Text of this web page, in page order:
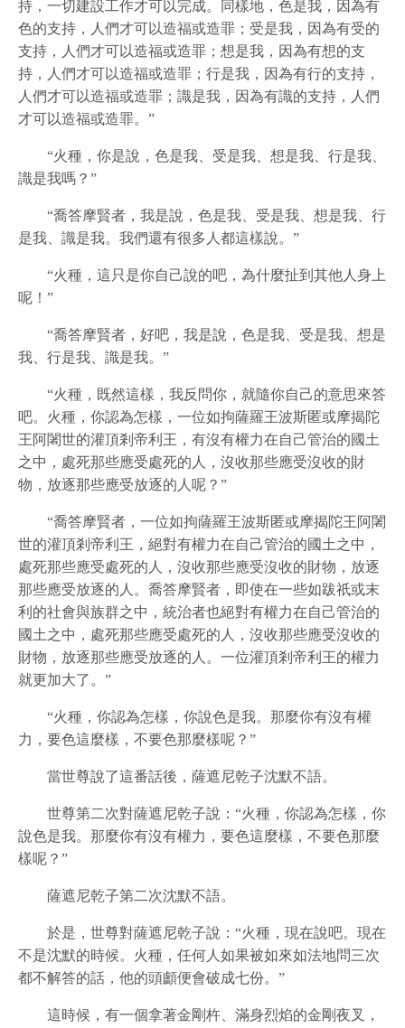
持，一切建設工作才可以完成。同樣地，色是我，因為有
色的支持，人們才可以造福或造罪；受是我，因為有受的
支持，人們才可以造福或造罪；想是我，因為有想的支
持，人們才可以造福或造罪；行是我，因為有行的支持，
人們才可以造福或造罪；識是我，因為有識的支持，人們
才可以造福或造罪。”
“火種，你是說，色是我、受是我、想是我、行是我、
識是我嗎？”
“喬答摩賢者，我是說，色是我、受是我、想是我、行
是我、識是我。我們還有很多人都這樣說。”
“火種，這只是你自己說的吧，為什麼扯到其他人身上
呢！”
“喬答摩賢者，好吧，我是說，色是我、受是我、想是
我、行是我、識是我。”
“火種，既然這樣，我反問你，就隨你自己的意思來答
吧。火種，你認為怎樣，一位如拘薩羅王波斯匿或摩揭陀
王阿闍世的灌頂剎帝利王，有沒有權力在自己管治的國土
之中，處死那些應受處死的人，沒收那些應受沒收的財
物，放逐那些應受放逐的人呢？”
“喬答摩賢者，一位如拘薩羅王波斯匿或摩揭陀王阿闍
世的灌頂剎帝利王，絕對有權力在自己管治的國土之中，
處死那些應受處死的人，沒收那些應受沒收的財物，放逐
那些應受放逐的人。喬答摩賢者，即使在一些如跋祇或末
利的社會與族群之中，統治者也絕對有權力在自己管治的
國土之中，處死那些應受處死的人，沒收那些應受沒收的
財物，放逐那些應受放逐的人。一位灌頂剎帝利王的權力
就更加大了。”
“火種，你認為怎樣，你說色是我。那麼你有沒有權
力，要色這麼樣，不要色那麼樣呢？”
當世尊說了這番話後，薩遮尼乾子沈默不語。
世尊第二次對薩遮尼乾子說：“火種，你認為怎樣，你
說色是我。那麼你有沒有權力，要色這麼樣，不要色那麼
樣呢？”
薩遮尼乾子第二次沈默不語。
於是，世尊對薩遮尼乾子說：“火種，現在說吧。現在
不是沈默的時候。火種，任何人如果被如來如法地問三次
都不解答的話，他的頭顱便會破成七份。”
這時候，有一個拿著金剛杵、滿身烈焰的金剛夜叉，